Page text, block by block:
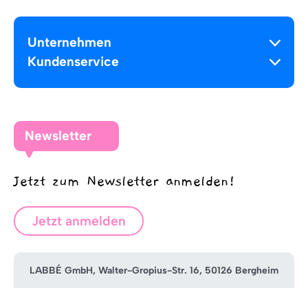
Unternehmen
Kundenservice
Newsletter
Jetzt zum Newsletter anmelden!
Jetzt anmelden
LABBÉ GmbH, Walter-Gropius-Str. 16, 50126 Bergheim